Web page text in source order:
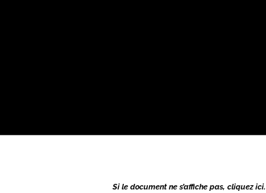
Si le document ne s’affiche pas, cliquez ici.